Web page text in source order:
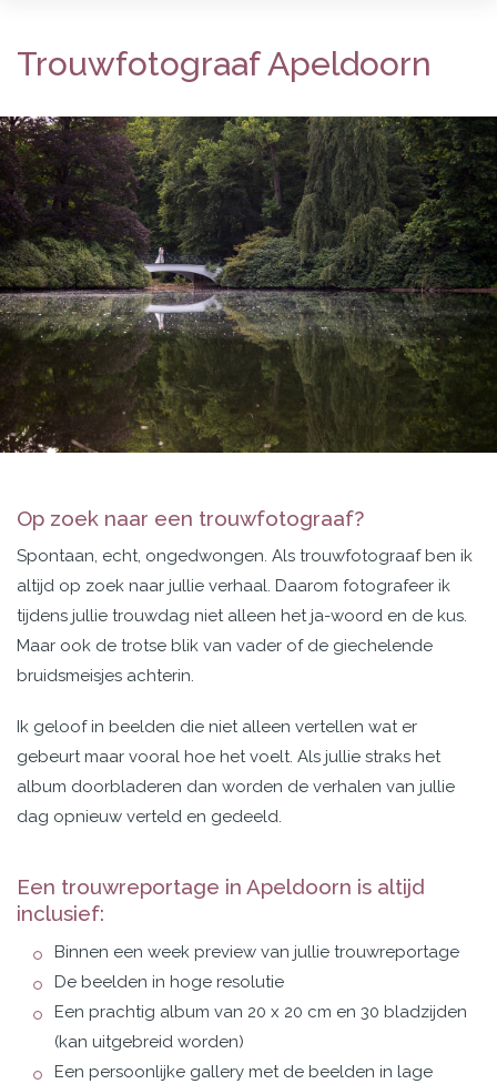
Trouwfotograaf Apeldoorn
Op zoek naar een trouwfotograaf?
Spontaan, echt, ongedwongen. Als trouwfotograaf ben ik
altijd op zoek naar jullie verhaal. Daarom fotografeer ik
tijdens jullie trouwdag niet alleen het ja-woord en de kus.
Maar ook de trotse blik van vader of de giechelende
bruidsmeisjes achterin.
Ik geloof in beelden die niet alleen vertellen wat er
gebeurt maar vooral hoe het voelt. Als jullie straks het
album doorbladeren dan worden de verhalen van jullie
dag opnieuw verteld en gedeeld.
Een trouwreportage in Apeldoorn is altijd
inclusief:
Binnen een week preview van jullie trouwreportage
De beelden in hoge resolutie
Een prachtig album van 20 x 20 cm en 30 bladzijden
(kan uitgebreid worden)
Een persoonlijke gallery met de beelden in lage